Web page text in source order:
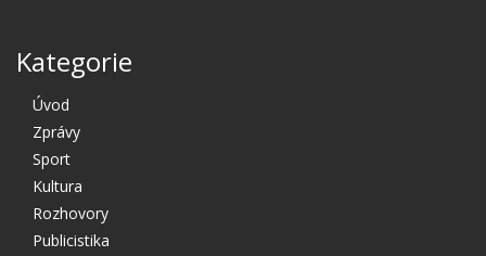
Kategorie
Úvod
Zprávy
Sport
Kultura
Rozhovory
Publicistika